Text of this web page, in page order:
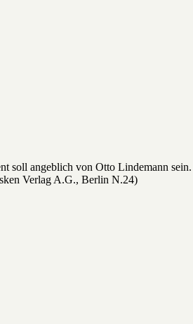
soll angeblich von Otto Lindemann
Verlag A.G., Berlin N.24)